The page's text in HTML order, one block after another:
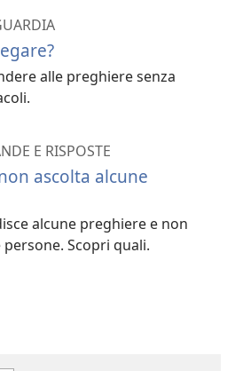
alle preghiere senza
E RISPOSTE
ascolta alcune
alcune preghiere e non
Scopri quali.